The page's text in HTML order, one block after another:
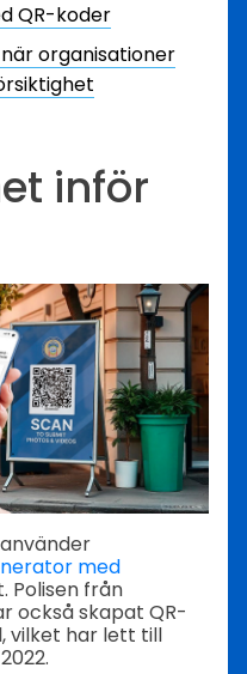
QR-koder
organisationer
inför
med
Polisen från
också skapat QR-
vilket har lett till